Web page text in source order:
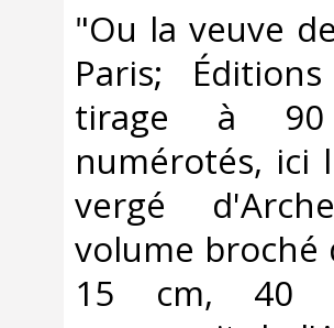
‎"Ou la veuve
Paris;
tirage à 90
numérotés, ici
vergé
volume
15 cm, 40